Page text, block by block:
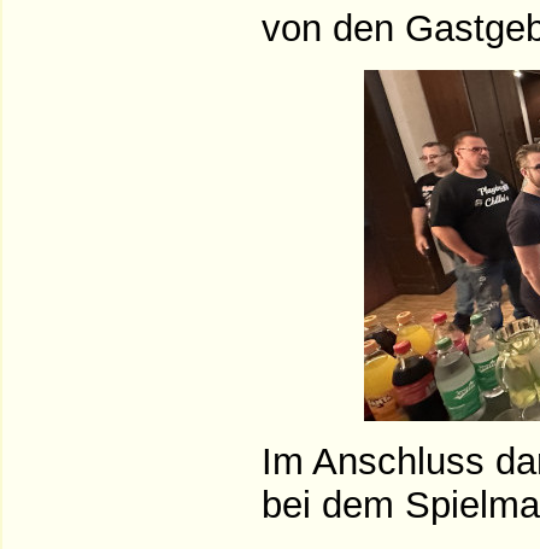
von den
Im Anschluss
bei dem